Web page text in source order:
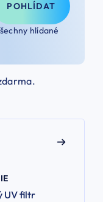
POHLÍDAT
hlídané
UV filtr